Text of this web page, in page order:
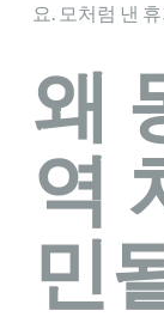
요. 모처럼 낸
왜
역
민